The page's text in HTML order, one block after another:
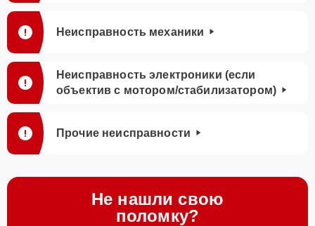
Неисправность механики
Неисправность электроники (если
объектив с мотором/стабилизатором)
Прочие неисправности
Не нашли свою
поломку?